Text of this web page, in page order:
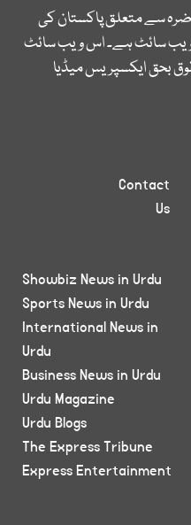
سے متعلق پاکستان کی
سائٹ ہے۔ اس ویب سائٹ
بحق ایکسپریس میڈیا
Contact
Us
Showbiz News in Urdu
Sports News in Urdu
International News in
Urdu
Business News in Urdu
Urdu Magazine
Urdu Blogs
The Express Tribune
Express Entertainment